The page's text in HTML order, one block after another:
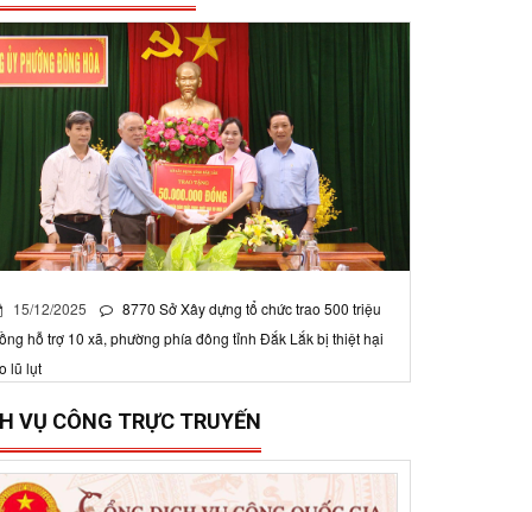
Xây dựng tổ chức trao 500 triệu đồng hỗ trợ 10
phường phía đông tỉnh Đắk Lắk bị thiệt hại do lũ